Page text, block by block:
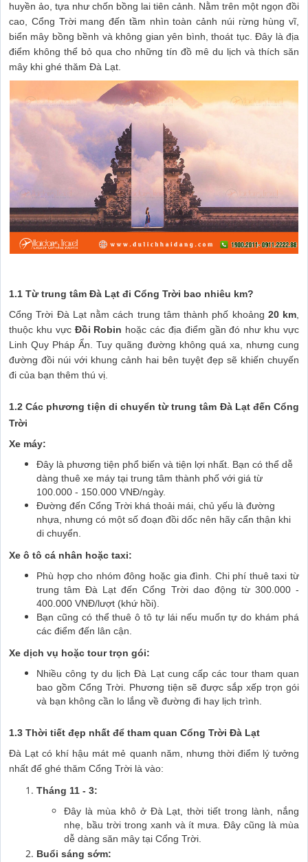
huyền ảo, tựa như chốn bồng lai tiên cảnh. Nằm trên một ngọn đồi
cao, Cổng Trời mang đến tầm nhìn toàn cảnh núi rừng hùng vĩ,
biển mây bồng bềnh và không gian yên bình, thoát tục. Đây là địa
điểm không thể bỏ qua cho những tín đồ mê du lịch và thích săn
mây khi ghé thăm Đà Lạt.
1.1 Từ trung tâm Đà Lạt đi Cổng Trời bao nhiêu km?
Cổng Trời Đà Lạt nằm cách trung tâm thành phố khoảng 20 km
thuộc khu vực Đồi Robin hoặc các địa điểm gần đó như khu vực
Linh Quy Pháp Ẩn. Tuy quãng đường không quá xa, nhưng cung
đường đồi núi với khung cảnh hai bên tuyệt đẹp sẽ khiến chuyến
đi của bạn thêm thú vị.
1.2 Các phương tiện di chuyển từ trung tâm Đà Lạt đến Cổng
Trời
Xe máy:
Đây là phương tiện phổ biến và tiện lợi nhất. Bạn có thể dễ
dàng thuê xe máy tại trung tâm thành phố với giá từ
100.000 - 150.000 VNĐ/ngày.
Đường đến Cổng Trời khá thoải mái, chủ yếu là đường
nhựa, nhưng có một số đoạn đồi dốc nên hãy cẩn thận khi
di chuyển.
Xe ô tô cá nhân hoặc taxi:
Phù hợp cho nhóm đông hoặc gia đình. Chi phí thuê taxi từ
trung tâm Đà Lạt đến Cổng Trời dao động từ 300.000 -
400.000 VNĐ/lượt (khứ hồi).
Bạn cũng có thể thuê ô tô tự lái nếu muốn tự do khám phá
các điểm đến lân cận.
Xe dịch vụ hoặc tour trọn gói:
Nhiều công ty du lịch Đà Lạt cung cấp các tour tham quan
bao gồm Cổng Trời. Phương tiện sẽ được sắp xếp trọn gói
và bạn không cần lo lắng về đường đi hay lịch trình.
1.3 Thời tiết đẹp nhất để tham quan Cổng Trời Đà Lạt
Đà Lạt có khí hậu mát mẻ quanh năm, nhưng thời điểm lý tưởng
nhất để ghé thăm Cổng Trời là vào:
Tháng 11 - 3:
Đây là mùa khô ở Đà Lạt, thời tiết trong lành, nắng
nhẹ, bầu trời trong xanh và ít mưa. Đây cũng là mùa
dễ dàng săn mây tại Cổng Trời.
Buổi sáng sớm: